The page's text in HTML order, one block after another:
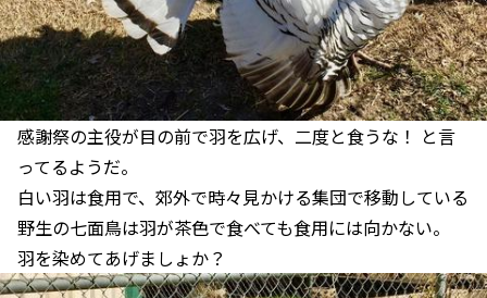
感謝祭の主役が目の前で羽を広げ、二度と食うな！ と言
ってるようだ。
白い羽は食用で、郊外で時々見かける集団で移動している
野生の七面鳥は羽が茶色で食べても食用には向かない。
羽を染めてあげましょか？